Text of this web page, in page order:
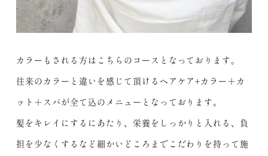
カラーもされる方はこちらのコースとなっております。
往来のカラーと違いを感じて頂けるヘアケア+カラー＋カ
ット＋スパが全て込のメニューとなっております。
髪をキレイにするにあたり、栄養をしっかりと入れる、負
担を少なくするなど細かいどころまでこだわりを持って施